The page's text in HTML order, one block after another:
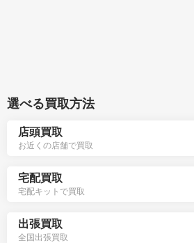
選べる買取方法
店頭買取
お近くの店舗で買取
宅配買取
宅配キットで買取
出張買取
全国出張買取